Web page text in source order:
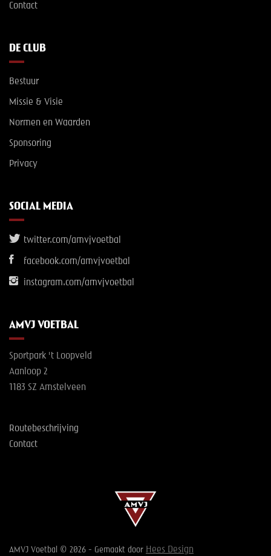
Contact
DE CLUB
Bestuur
Missie & Visie
Normen en Waarden
Sponsoring
Privacy
SOCIAL MEDIA
twitter.com/amvjvoetbal
facebook.com/amvjvoetbal
instagram.com/amvjvoetbal
AMVJ VOETBAL
Sportpark 't Loopveld
Aanloop 2
1183 SZ Amstelveen
Routebeschrijving
Contact
AMVJ Voetbal © 2026 - Gemaakt door Hees Design